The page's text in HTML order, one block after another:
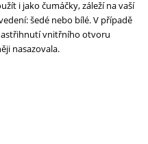
i jako čumáčky, záleží na vaší
šedé nebo bílé. V případě
vnitřního otvoru
nasazovala.